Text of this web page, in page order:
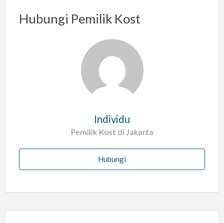
Hubungi Pemilik Kost
Individu
Pemilik Kost di Jakarta
Hubungi